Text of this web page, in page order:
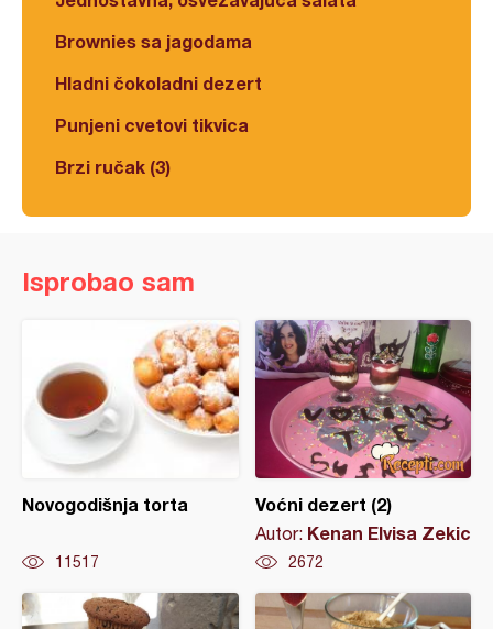
Brownies sa jagodama
Hladni čokoladni dezert
Punjeni cvetovi tikvica
Brzi ručak (3)
Isprobao sam
Novogodišnja torta
11517
Voćni dezert (2)
Autor: Kenan Elvisa Zekic
2672